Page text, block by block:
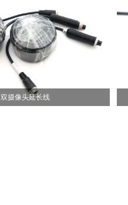
双摄像头延长线